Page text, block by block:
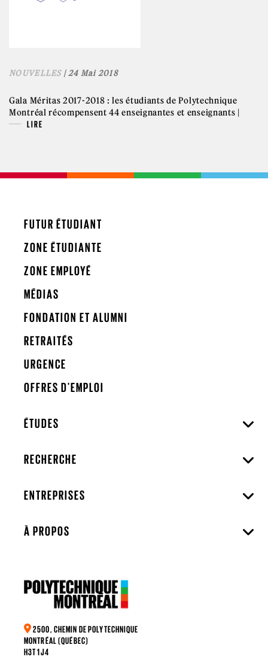
NOUVELLES| 24 Mai 2018
Gala Méritas 2017-2018 : les étudiants de Polytechnique
Montréal récompensent 44 enseignantes et enseignants |
LIRE
FUTUR ÉTUDIANT
ZONE ÉTUDIANTE
ZONE EMPLOYÉ
MÉDIAS
FONDATION ET ALUMNI
RETRAITÉS
URGENCE
OFFRES D'EMPLOI
ÉTUDES
RECHERCHE
ENTREPRISES
À PROPOS
2500, CHEMIN DE POLYTECHNIQUE
MONTRÉAL (QUÉBEC)
H3T 1J4